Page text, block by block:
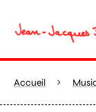
Accueil